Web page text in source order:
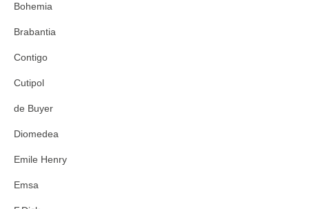
Bohemia
Brabantia
Contigo
Cutipol
de Buyer
Diomedea
Emile Henry
Emsa